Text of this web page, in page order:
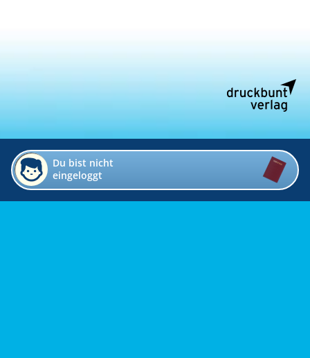
Du bist nicht
eingeloggt